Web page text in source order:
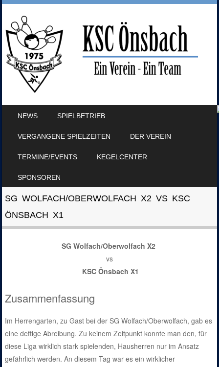
NEWS SPIELBETRIEB
VERGANGENE SPIELZEITEN DER VEREIN
TERMINE/EVENTS KEGELCENTER
SPONSOREN
SG WOLFACH/OBERWOLFACH X2 VS KSC
ÖNSBACH X1
SG Wolfach/Oberwolfach X2
vs
KSC Önsbach X1
Zusammenfassung
Im Herrengarten, zu Gast bei der SG Wolfach/Oberwolfach, gab es
eine deftige Abreibung. Zu keinem Zeitpunkt konnte man den, für
diese Liga wirklich stark spielenden, Hausherren nur im Ansatz
gefährlich werden. An diesem Tag war es ein wirklicher